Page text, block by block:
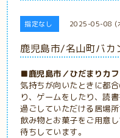
指定なし 2025-05-08 (
鹿児島市/名山町バカ
■鹿児島市／ひだまりカ
気持ちが向いたときに都
り、ゲームをしたり、読
過ごしていただける居場所
飲み物とお菓子をご用意
待ちしています。